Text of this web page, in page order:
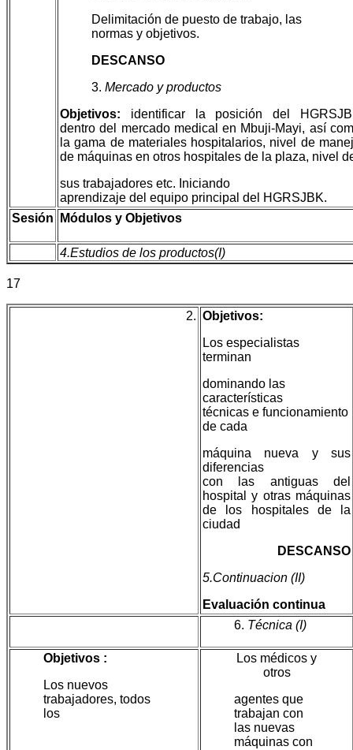
Delimitación de puesto de trabajo, las
normas y objetivos.
DESCANSO
3. Mercado y productos
Objetivos: identificar la posición del
dentro del mercado medical en Mbuji-Mayi, así
la gama de materiales hospitalarios, nivel de
de máquinas en otros hospitales de la plaza, nivel
sus trabajadores etc. Iniciando
aprendizaje del equipo principal del HGRSJBK.
Sesión
Módulos y Objetivos
4.Estudios de los productos(I)
17
2. Objetivos:
Los especialistas
terminan
dominando las
características
técnicas e funcionamiento
de cada
máquina nueva y sus
diferencias
con las antiguas del
hospital y otras máquinas
de los hospitales de la
ciudad
DESCANSO
5.Continuacion (II)
Evaluación continua
6. Técnica (I)
Objetivos :
Los nuevos
trabajadores, todos
los
Los médicos y
otros
agentes que
trabajan con
las nuevas
máquinas con